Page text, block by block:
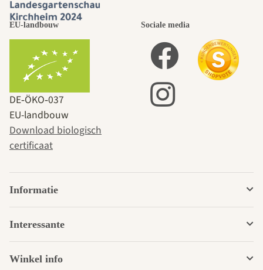
EU-landbouw
DE‑ÖKO‑037
EU-landbouw
Download biologisch
certificaat
Sociale media
Informatie
Interessante
Winkel info